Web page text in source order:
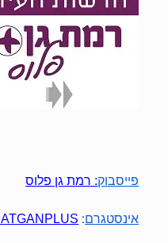
פייסבוק: רמת גן פלוס
אינסטגרם: